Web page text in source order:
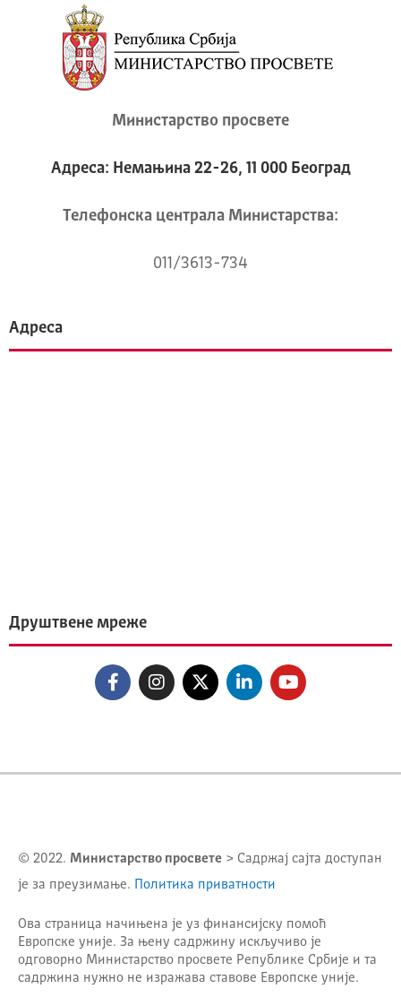
Министарство просвете
Адреса: Немањина 22-26, 11 000 Београд
Телeфонска централа Mинистарства:
011/3613-734
Адреса
Друштвене мреже
© 2022. Министарство просвете > Садржај сајта доступан
је за преузимање.
Политика приватности
Ова страница начињена је уз финансијску помоћ
Европске уније. За њену садржину искључиво је
одговорно Министарство просвете Републике Србије и та
садржина нужно не изражава ставове Европске уније.